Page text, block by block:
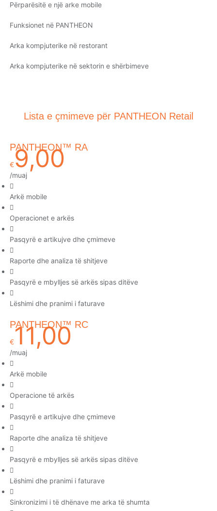
Përparësitë e një arke mobile
Funksionet në PANTHEON
Arka kompjuterike në restorant
Arka kompjuterike në sektorin e shërbimeve
Lista e çmimeve për PANTHEON Retail
PANTHEON™ RA
€9,00
/muaj
Arkë mobile
Operacionet e arkës
Pasqyrë e artikujve dhe çmimeve
Raporte dhe analiza të shitjeve
Pasqyrë e mbylljes së arkës sipas ditëve
Lëshimi dhe pranimi i faturave
PANTHEON™ RC
€11,00
/muaj
Arkë mobile
Operacione të arkës
Pasqyrë e artikujve dhe çmimeve
Raporte dhe analiza të shitjeve
Pasqyrë e mbylljes së arkës sipas ditëve
Lëshimi dhe pranimi i faturave
Sinkronizimi i të dhënave me arka të shumta